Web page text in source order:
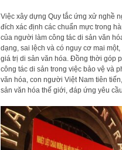
Việc xây dựng Quy tắc ứng xử nghề
đích xác định các chuẩn mực trong
của người làm công tác di sản văn
dạng, sai lệch và có nguy cơ mai
giá trị di sản văn hóa. Đồng thời góp
công tác di sản trong việc bảo vệ và
văn hóa, con người Việt Nam tiên
sản văn hóa thế giới, đáp ứng yêu